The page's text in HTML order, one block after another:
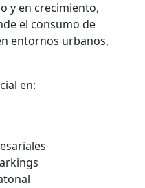
y en crecimiento,
el consumo de
entornos urbanos,
en: